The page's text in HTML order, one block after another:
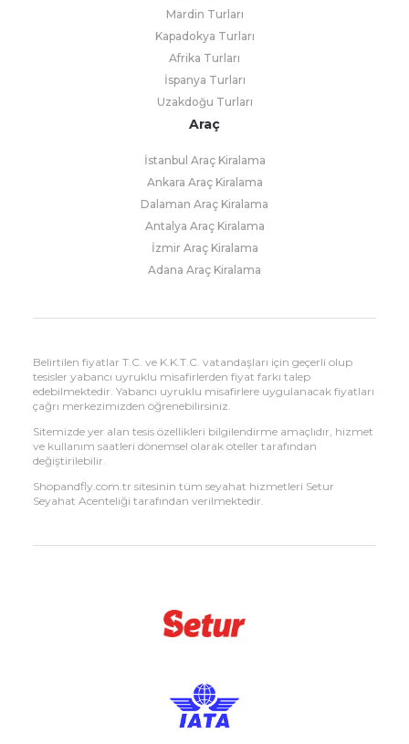
Mardin Turları
Kapadokya Turları
Afrika Turları
İspanya Turları
Uzakdoğu Turları
Araç
İstanbul Araç Kiralama
Ankara Araç Kiralama
Dalaman Araç Kiralama
Antalya Araç Kiralama
İzmir Araç Kiralama
Adana Araç Kiralama
Belirtilen fiyatlar T.C. ve K.K.T.C. vatandaşları için geçerli olup
tesisler yabancı uyruklu misafirlerden fiyat farkı talep
edebilmektedir. Yabancı uyruklu misafirlere uygulanacak fiyatları
çağrı merkezimizden öğrenebilirsiniz.
Sitemizde yer alan tesis özellikleri bilgilendirme amaçlıdır, hizmet
ve kullanım saatleri dönemsel olarak oteller tarafından
değiştirilebilir.
Shopandfly.com.tr sitesinin tüm seyahat hizmetleri Setur
Seyahat Acenteliği tarafından verilmektedir.